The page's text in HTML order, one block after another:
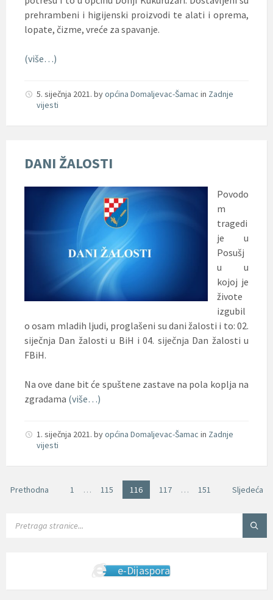
prehrambeni i higijenski proizvodi te alati i oprema,
lopate, čizme, vreće za spavanje.
(više…)
5. siječnja 2021. byopćina Domaljevac-Šamac in Zadnje
vijesti
DANI ŽALOSTI
Povodo
m
tragedi
je u
Posušj
u u
kojoj je
živote
izgubil
o osam mladih ljudi, proglašeni su dani žalosti i to: 02.
siječnja Dan žalosti u BiH i 04. siječnja Dan žalosti u
FBiH.
Na ove dane bit će spuštene zastave na pola koplja na
zgradama (više…)
1. siječnja 2021. byopćina Domaljevac-Šamac in Zadnje
vijesti
Brojevi
Prethodna 1 … 115 116 117 … 151 Sljedeća
e-Dijaspora